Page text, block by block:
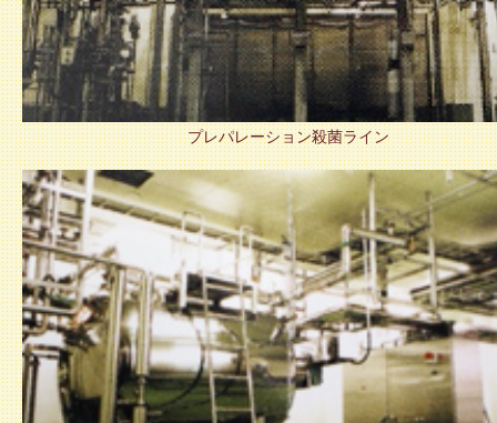
プレパレーション殺菌ライン